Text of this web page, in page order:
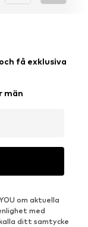
få exklusiva
män
om aktuella
med
ditt samtycke